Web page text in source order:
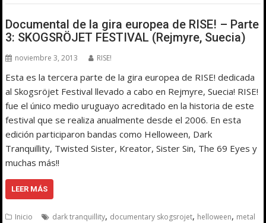
Documental de la gira europea de RISE! – Parte
3: SKOGSRÖJET FESTIVAL (Rejmyre, Suecia)
noviembre 3, 2013 RISE!
Esta es la tercera parte de la gira europea de RISE! dedicada
al Skogsröjet Festival llevado a cabo en Rejmyre, Suecia! RISE!
fue el único medio uruguayo acreditado en la historia de este
festival que se realiza anualmente desde el 2006. En esta
edición participaron bandas como Helloween, Dark
Tranquillity, Twisted Sister, Kreator, Sister Sin, The 69 Eyes y
muchas más!!
LEER MÁS
Inicio dark tranquillity, documentary skogsrojet, helloween, metal